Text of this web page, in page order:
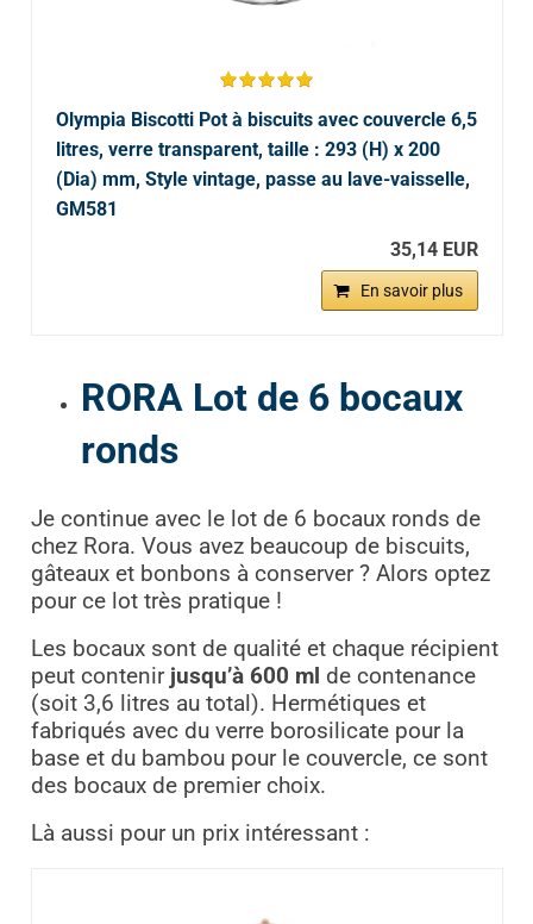
Olympia Biscotti Pot à biscuits avec couvercle 6,5
litres, verre transparent, taille : 293 (H) x 200
(Dia) mm, Style vintage, passe au lave-vaisselle,
GM581
35,14 EUR
En savoir plus
RORA Lot de 6 bocaux
ronds
Je continue avec le lot de 6 bocaux ronds de
chez Rora. Vous avez beaucoup de biscuits,
gâteaux et bonbons à conserver ? Alors optez
pour ce lot très pratique !
Les bocaux sont de qualité et chaque récipient
peut contenir jusqu’à 600 ml de contenance
(soit 3,6 litres au total). Hermétiques et
fabriqués avec du verre borosilicate pour la
base et du bambou pour le couvercle, ce sont
des bocaux de premier choix.
Là aussi pour un prix intéressant :